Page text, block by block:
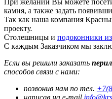
При желании Вы можете
камня, а также задать
Так как наша компания
проекту.
Столешницы и подоконники
С каждым Заказчиком мы
Если вы решили заказать
способов связи с нами:
позвонив нам по тел.